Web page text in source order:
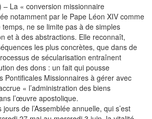
– La « conversion missionnaire
notamment par le Pape Léon XIV comme
ne se limite pas à de simples
et à des abstractions. Elle reconnaît,
les plus concrètes, que dans de
de sécularisation entraînent
des dons : un fait qui pousse
Missionnaires à gérer avec
« l’administration des biens
l’œuvre apostolique.
de l’Assemblée annuelle, qui s’est